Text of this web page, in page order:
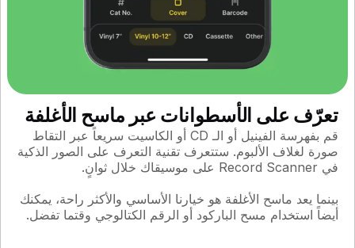
تعرّف على الأسطوانات عبر ماسح الأغلفة
قم بفهرسة الفينيل أو الـ CD أو الكاسيت سريعاً عبر التقاط
صورة لغلاف الألبوم. ستتعرف تقنية التعرف على الصور الذكية
في Record Scanner على موسيقاك خلال ثوانٍ.
بينما يعد ماسح الأغلفة هو خيارنا الأساسي والأكثر راحة، يمكنك
أيضاً استخدام مسح الباركود أو الرقم الكتالوجي وقتما تفضل.